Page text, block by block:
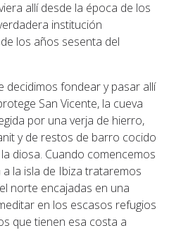
allí desde la época de los
institución
los años sesenta del
decidimos fondear y pasar allí
San Vicente, la cueva
por una verja de hierro,
y de restos de barro cocido
diosa. Cuando comencemos
la isla de Ibiza trataremos
norte encajadas en una
en los escasos refugios
que tienen esa costa a